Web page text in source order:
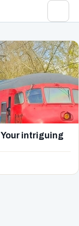
intriguing